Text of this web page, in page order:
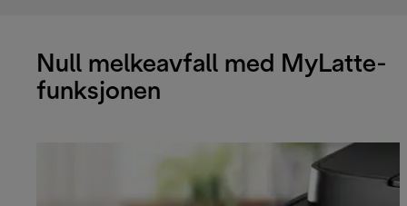
Null melkeavfall med MyLatte-
funksjonen